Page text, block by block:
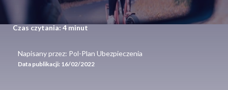
Czas czytania: 4 minut
Napisany przez: Pol-Plan Ubezpieczenia
Data publikacji: 16/02/2022